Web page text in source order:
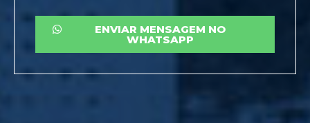
ENVIAR MENSAGEM NO
WHATSAPP